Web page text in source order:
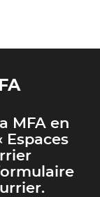
MFA en
Espaces